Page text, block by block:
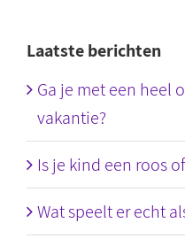
Laatste berichten
Ga je met een heel
vakantie?
Is je kind een roos
Wat speelt er echt